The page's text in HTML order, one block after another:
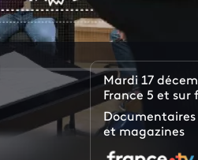
Mardi 17
France 5 et sur
Documentaires
et magazines